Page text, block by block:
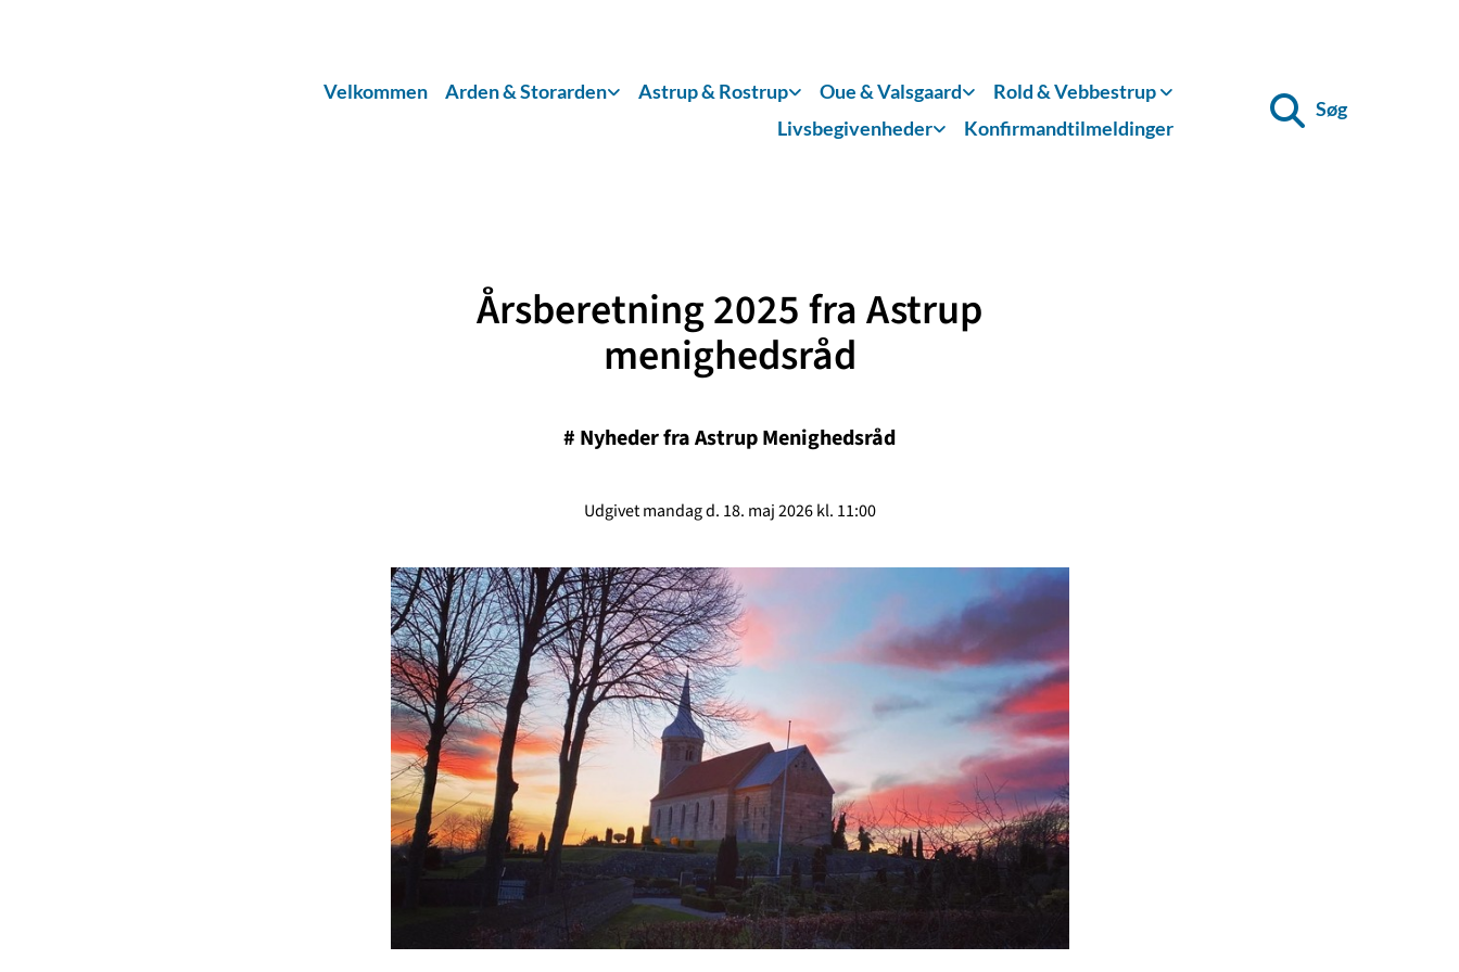
Velkommen Arden & Storarden Astrup & Rostrup Oue & Valsgaard
Rold & Vebbestrup
Livsbegivenheder
Konfirmandtilmeldinger
Søg
Årsberetning 2025 fra Astrup
menighedsråd
# Nyheder fra Astrup Menighedsråd
Udgivet mandag d. 18. maj 2026 kl. 11:00